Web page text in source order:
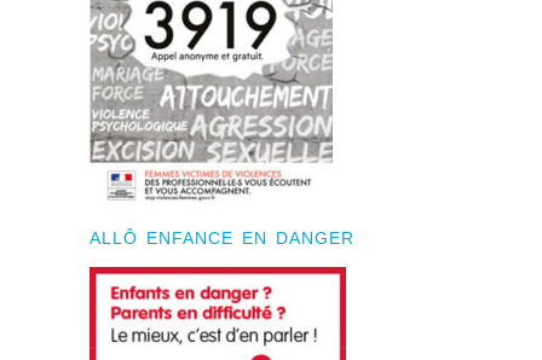
ALLÔ ENFANCE EN DANGER